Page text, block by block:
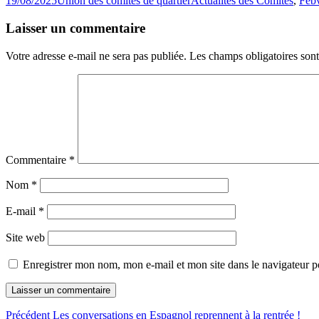
Laisser un commentaire
Votre adresse e-mail ne sera pas publiée. Les champs obligatoires
Commentaire *
Nom *
E-mail *
Site web
Enregistrer mon nom, mon e-mail et mon site dans le navigateur
Précédent Article
Les conversations en Espagnol reprennent à la rentrée !